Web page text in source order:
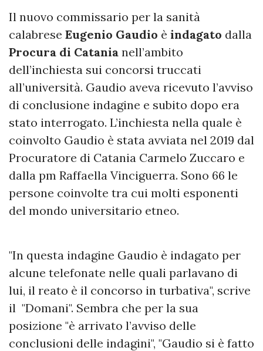
Il nuovo commissario per la sanità
calabrese Eugenio Gaudio è indagato dalla
Procura di Catania nell’ambito
dell’inchiesta sui concorsi truccati
all’università. Gaudio aveva ricevuto l’avviso
di conclusione indagine e subito dopo era
stato interrogato. L’inchiesta nella quale è
coinvolto Gaudio è stata avviata nel 2019 dal
Procuratore di Catania Carmelo Zuccaro e
dalla pm Raffaella Vinciguerra. Sono 66 le
persone coinvolte tra cui molti esponenti
del mondo universitario etneo.
"In questa indagine Gaudio è indagato per
alcune telefonate nelle quali parlavano di
lui, il reato è il concorso in turbativa", scrive
il "Domani". Sembra che per la sua
posizione "è arrivato l’avviso delle
conclusioni delle indagini", "Gaudio si è fatto